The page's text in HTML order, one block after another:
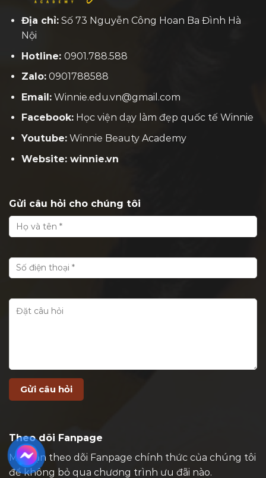
Địa chỉ:Số 73 Nguyễn Công Hoan Ba Đình Hà
Nội
Hotline: 0901.788.588
Zalo:0901788588
Email:Winnie.edu.vn@gmail.com
Facebook:Học viện dạy làm đẹp quốc tế Winnie
Youtube:Winnie Beauty Academy
Website: winnie.vn
Gửi câu hỏi cho chúng tôi
Theo dõi Fanpage
Mời bạn theo dõi Fanpage chính thức của chúng tôi
để không bỏ qua chương trình ưu đãi nào.